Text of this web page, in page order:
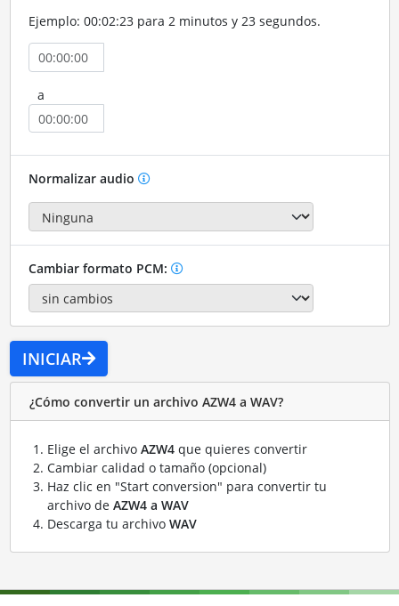
Ejemplo: 00:02:23 para 2 minutos y 23 segundos.
a
Normalizar audio
Cambiar formato PCM:
INICIAR
¿Cómo convertir un archivo AZW4 a WAV?
Elige el archivo AZW4que quieres convertir
Cambiar calidad o tamaño (opcional)
Haz clic en "Start conversion" para convertir tu
archivo de AZW4 a WAV
Descarga tu archivo WAV